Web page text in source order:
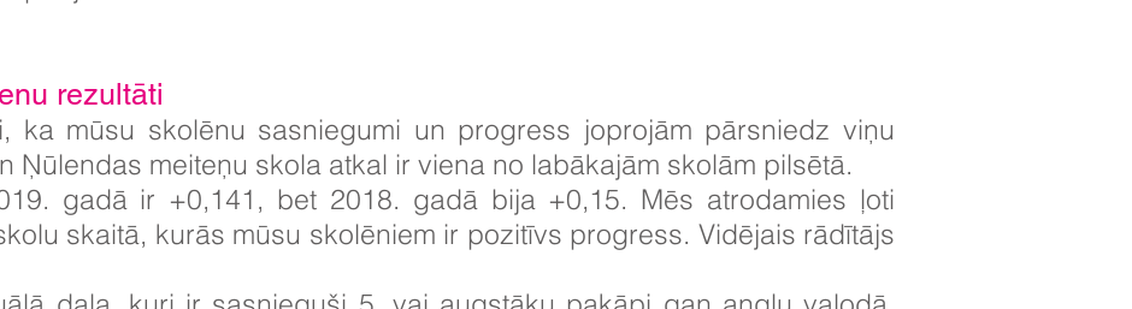
rezultāti
ka mūsu skolēnu sasniegumi un progress joprojām pārsniedz viņu
Ņūlendas meiteņu skola atkal ir viena no labākajām skolām pilsētā.
gadā ir +0,141, bet 2018. gadā bija +0,15. Mēs atrodamies ļoti
skaitā, kurās mūsu skolēniem ir pozitīvs progress. Vidējais rādītājs